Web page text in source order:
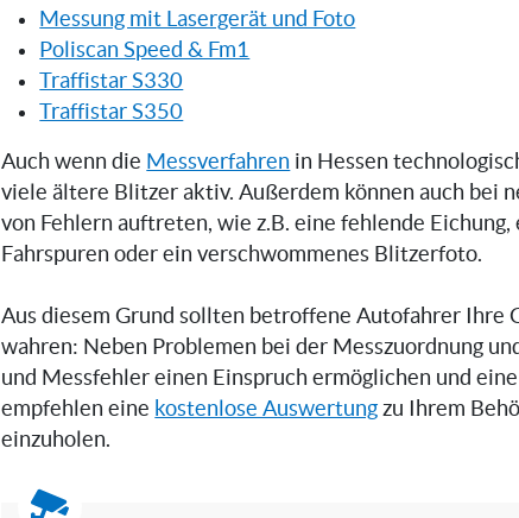
Messung mit Lasergerät und Foto
Poliscan Speed & Fm1
Traffistar S330
Traffistar S350
Auch wenn die Messverfahren in Hessen
viele ältere Blitzer aktiv. Außerdem können auch bei
von Fehlern auftreten, wie z.B. eine fehlende
Fahrspuren oder ein verschwommenes Blitzerfoto.
Aus diesem Grund sollten betroffene Autofahrer Ihre
wahren: Neben Problemen bei der Messzuordnung
und Messfehler einen Einspruch ermöglichen und
empfehlen eine kostenlose Auswertung zu Ihrem
einzuholen.